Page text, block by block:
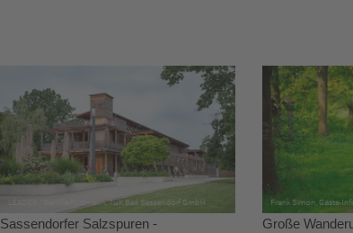
Sassendorfer Salzspuren -
Große